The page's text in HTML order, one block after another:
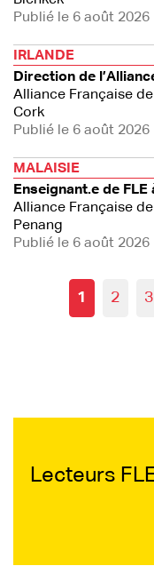
Publié le 6 août 2026
IRLANDE
Direction de
Alliance Française
Cork
Publié le 6 août 2026
MALAISIE
Enseignant.e de
Alliance Française
Penang
Publié le 6 août 2026
1 2 3
Lecteurs